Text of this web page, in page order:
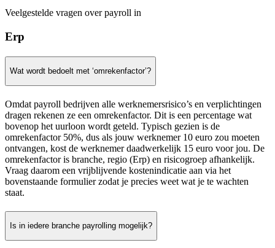
Veelgestelde vragen over payroll in
Erp
Wat wordt bedoelt met ‘omrekenfactor’?
Omdat payroll bedrijven alle werknemersrisico’s en verplichtingen
dragen rekenen ze een omrekenfactor. Dit is een percentage wat
bovenop het uurloon wordt geteld. Typisch gezien is de
omrekenfactor 50%, dus als jouw werknemer 10 euro zou moeten
ontvangen, kost de werknemer daadwerkelijk 15 euro voor jou. De
omrekenfactor is branche, regio (Erp) en risicogroep afhankelijk.
Vraag daarom een vrijblijvende kostenindicatie aan via het
bovenstaande formulier zodat je precies weet wat je te wachten
staat.
Is in iedere branche payrolling mogelijk?